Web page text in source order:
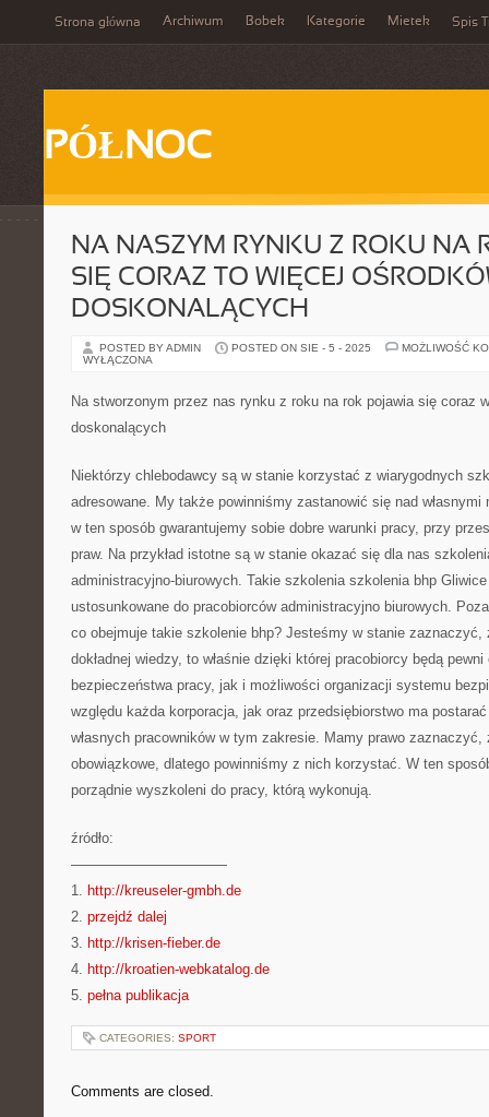
Strona główna Archiwum Bobek Kategorie Mietek Spis
PÓŁNOC
NA NASZYM RYNKU Z ROKU NA
SIĘ CORAZ TO WIĘCEJ
DOSKONALĄCYCH
POSTED BY ADMIN POSTED ON SIE - 5 - 2025
MOŻLIWOŚĆ
WYŁĄCZONA
Na stworzonym przez nas rynku z roku na rok pojawia się coraz
doskonalących
Niektórzy chlebodawcy są w stanie korzystać z wiarygodnych
adresowane. My także powinniśmy zastanowić się nad
w ten sposób gwarantujemy sobie dobre warunki pracy, przy
praw. Na przykład istotne są w stanie okazać się dla nas
administracyjno-biurowych. Takie szkolenia szkolenia bhp
ustosunkowane do pracobiorców administracyjno biurowych.
co obejmuje takie szkolenie bhp? Jesteśmy w stanie zaznaczyć,
dokładnej wiedzy, to właśnie dzięki której pracobiorcy będą
bezpieczeństwa pracy, jak i możliwości organizacji systemu
względu każda korporacja, jak oraz przedsiębiorstwo ma
własnych pracowników w tym zakresie. Mamy prawo
obowiązkowe, dlatego powinniśmy z nich korzystać. W ten
porządnie wyszkoleni do pracy, którą wykonują.
źródło:
———————————
1. http://kreuseler-gmbh.de
2. przejdź dalej
3. http://krisen-fieber.de
4. http://kroatien-webkatalog.de
5. pełna publikacja
CATEGORIES: SPORT
Comments are closed.